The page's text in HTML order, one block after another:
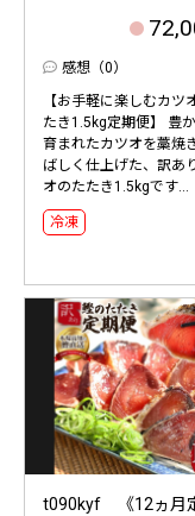
感想（0）
【お手軽に楽しむカツ
たき1.5kg定期便】 豊
育まれたカツオを藁焼
ばしく仕上げた、訳あ
オのたたき1.5kgです...
冷凍
t090kyf 《12ヵ月